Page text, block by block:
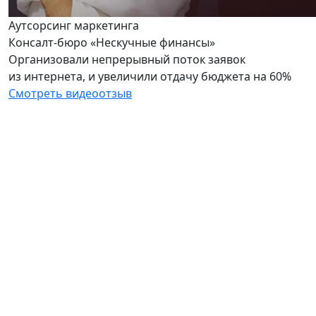
Аутсорсинг маркетинга
Консалт-бюро «Нескучные финансы»
Организовали непрерывный поток заявок
из интернета, и увеличили отдачу бюджета на 60%
Смотреть видеоотзыв